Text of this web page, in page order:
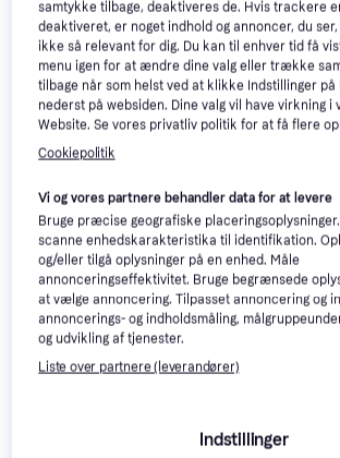
ICY BOX IB-
RD3620SU3
3.7
701 kr.
Eller 3 betalinger af 234 kr.
4 butikker
169 kr.
overveje, før du køber
samtykke tilbage, deaktiveres de. Hvis trackere
deaktiveret, er noget indhold og annoncer, du ser,
ikke så relevant for dig. Du kan til enhver tid få
menu igen for at ændre dine valg eller trække
tilbage når som helst ved at klikke Indstillinger på
nederst på websiden. Dine valg vil have virkning i
Website. Se vores privatliv politik for at få flere
Cookiepolitik
Vi og vores partnere behandler data for at levere
Bruge præcise geografiske
scanne enhedskarakteristika til identifikation.
og/eller tilgå oplysninger på en enhed. Måle
annonceringseffektivitet. Bruge begrænsede
at vælge annoncering. Tilpasset annoncering og
annoncerings- og indholdsmåling,
og udvikling af tjenester.
Liste over partnere (leverandører)
Indstillinger